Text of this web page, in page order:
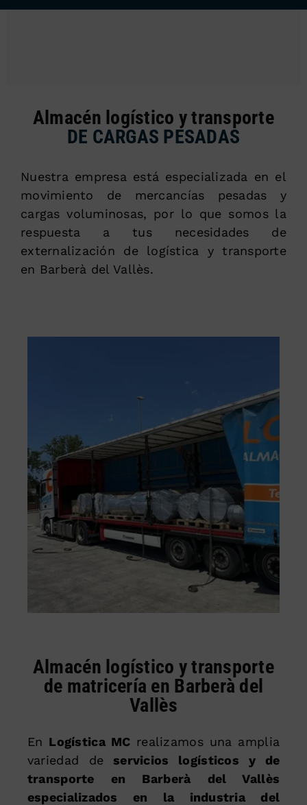
Almacén logístico y transporte
DE CARGAS PESADAS
Nuestra empresa está especializada en el
movimiento de mercancías pesadas y
cargas voluminosas, por lo que somos la
respuesta a tus necesidades de
externalización de logística y transporte
en Barberà del Vallès.
Almacén logístico y transporte
de matricería en Barberà del
Vallès
En Logística MC realizamos una amplia
variedad de servicios logísticos y de
transporte en Barberà del Vallès
especializados en la industria del